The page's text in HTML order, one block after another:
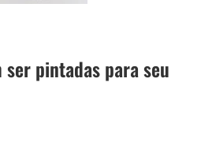
ser pintadas para seu